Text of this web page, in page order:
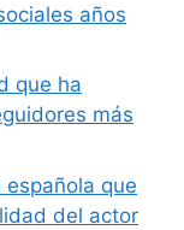
años
que ha
más
española que
del actor